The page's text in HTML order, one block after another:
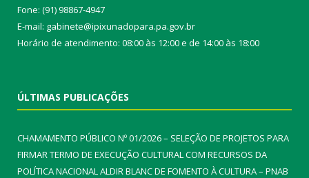
Fone: (91) 98867-4947
E-mail: gabinete@ipixunadopara.pa.gov.br
Horário de atendimento: 08:00 às 12:00 e de 14:00 às 18:00
ÚLTIMAS PUBLICAÇÕES
CHAMAMENTO PÚBLICO Nº 01/2026 – SELEÇÃO DE PROJETOS PARA
FIRMAR TERMO DE EXECUÇÃO CULTURAL COM RECURSOS DA
POLÍTICA NACIONAL ALDIR BLANC DE FOMENTO À CULTURA – PNAB